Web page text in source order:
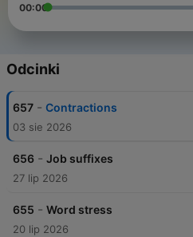
00:00
Odcinki
657 - Contractions
03 sie 2026
656 - Job suffixes
27 lip 2026
655 - Word stress
20 lip 2026